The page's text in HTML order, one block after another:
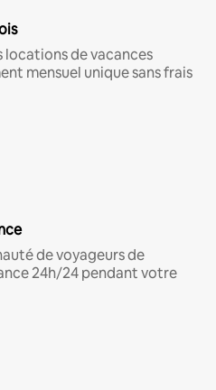
locations de vacances
mensuel unique sans frais
de voyageurs de
24h/24 pendant votre